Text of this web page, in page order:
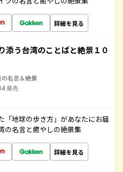
詳細を見る
添う台湾のことばと絶景１０
の名言＆絶景
発売
「地球の歩き方」があなたにお届
の名言と癒やしの絶景集
詳細を見る